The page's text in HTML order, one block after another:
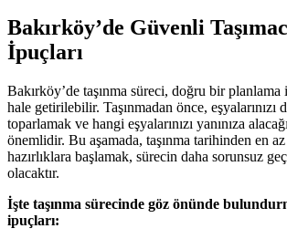
Bakırköy’de Güvenli
İpuçları
Bakırköy’de taşınma süreci, doğru bir
hale getirilebilir. Taşınmadan önce, eşyalarınızı
toparlamak ve hangi eşyalarınızı yanınıza
önemlidir. Bu aşamada, taşınma tarihinden en
hazırlıklara başlamak, sürecin daha sorunsuz
olacaktır.
İşte taşınma sürecinde göz önünde
ipuçları: